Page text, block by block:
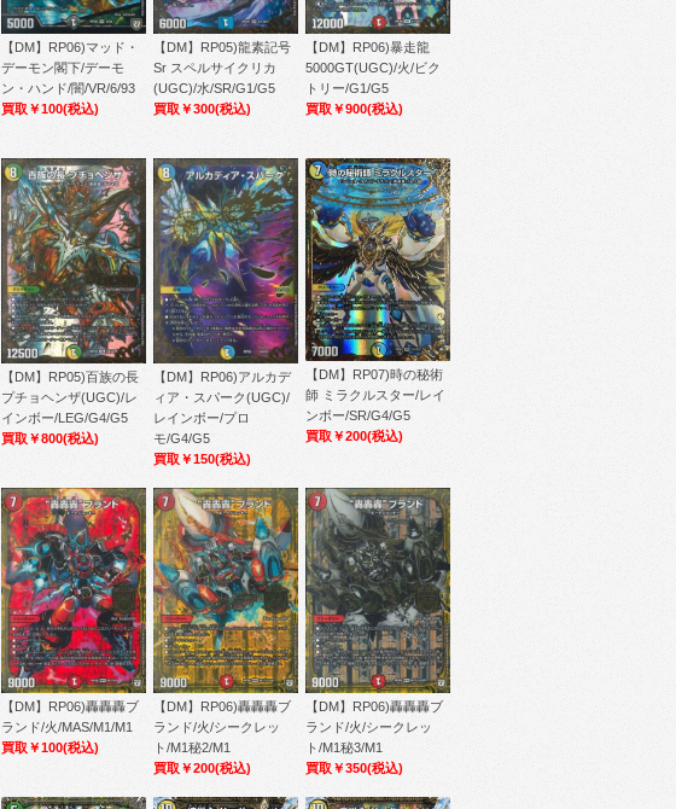
【DM】RP06)マッド・
デーモン閣下/デーモ
ン・ハンド/闇/VR/6/93
買取￥100(税込)
【DM】RP05)龍素記号
Sr スペルサイクリカ
(UGC)/水/SR/G1/G5
買取￥300(税込)
【DM】RP06)暴走龍
5000GT(UGC)/火/ビク
トリー/G1/G5
買取￥900(税込)
【DM】RP05)百族の長
プチョヘンザ(UGC)/レ
インボー/LEG/G4/G5
買取￥800(税込)
【DM】RP06)アルカデ
ィア・スパーク(UGC)/
レインボー/プロ
モ/G4/G5
買取￥150(税込)
【DM】RP07)時の秘術
師 ミラクルスター/レイ
ンボー/SR/G4/G5
買取￥200(税込)
【DM】RP06)轟轟轟ブ
ランド/火/MAS/M1/M1
買取￥100(税込)
【DM】RP06)轟轟轟ブ
ランド/火/シークレッ
ト/M1秘2/M1
買取￥200(税込)
【DM】RP06)轟轟轟ブ
ランド/火/シークレッ
ト/M1秘3/M1
買取￥350(税込)